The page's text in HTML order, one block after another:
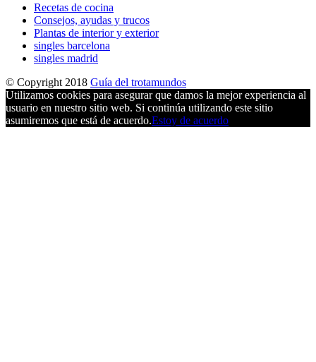
Recetas de cocina
Consejos, ayudas y trucos
Plantas de interior y exterior
singles barcelona
singles madrid
© Copyright 2018 Guía del trotamundos
Utilizamos cookies para asegurar que damos la mejor experiencia al
usuario en nuestro sitio web. Si continúa utilizando este sitio
asumiremos que está de acuerdo.Estoy de acuerdo